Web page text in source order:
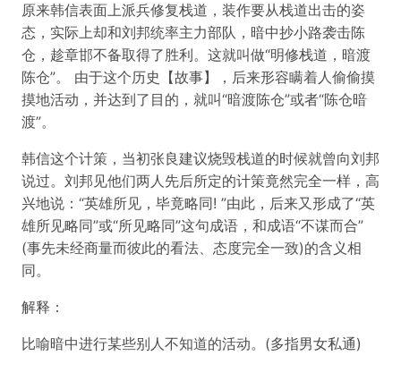
原来韩信表面上派兵修复栈道，装作要从栈道出击的姿
态，实际上却和刘邦统率主力部队，暗中抄小路袭击陈
仓，趁章邯不备取得了胜利。这就叫做“明修栈道，暗渡
陈仓”。 由于这个历史【故事】，后来形容瞒着人偷偷摸
摸地活动，并达到了目的，就叫“暗渡陈仓”或者“陈仓暗
渡”。
韩信这个计策，当初张良建议烧毁栈道的时候就曾向刘邦
说过。刘邦见他们两人先后所定的计策竟然完全一样，高
兴地说：“英雄所见，毕竟略同! ”由此，后来又形成了“英
雄所见略同”或“所见略同”这句成语，和成语“不谋而合”
(事先未经商量而彼此的看法、态度完全一致)的含义相
同。
解释：
比喻暗中进行某些别人不知道的活动。(多指男女私通)